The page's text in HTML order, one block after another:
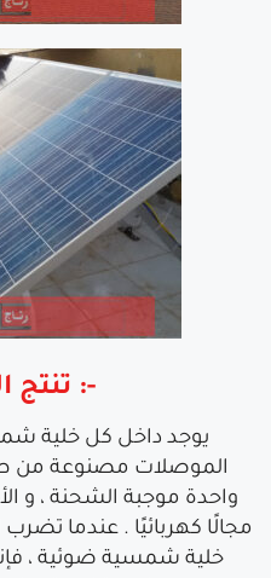
تنتج الخلايا التيار الكهربائى :-
يوجد داخل كل خلية
الموصلات مصنوعة من
واحدة موجبة الشحنة ، و
مجالًا كهربائيًا . عندما
خلية شمسية ضوئية ،